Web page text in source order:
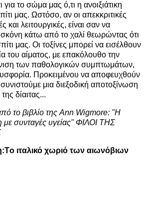
για το σώμα μας ό,τι η ανοιξιάτικη
μας. Ωστόσο, αν οι απεκκριτικές
και λειτουργικές, είναι σαν να
κάτω από το χαλί θεωρώντας ότι
μας. Οι τοξίνες μπορεί να εισέλθουν
του αίματος, με επακόλουθο την
των παθολογικών συμπτωμάτων,
Προκειμένου να αποφευχθούν
μια διεξοδική αποτοξίνωση
δίαιτας...
το βιβλίο της Ann Wigmore: "Η
με συνταγές υγείας" ΦΙΛΟΙ ΤΗΣ
Tο ιταλικό χωριό των αιωνόβιων